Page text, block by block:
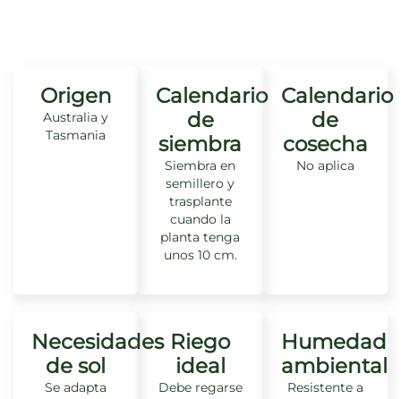
Origen
Australia y
Tasmania
Calendario
de
siembra
Siembra en
semillero y
trasplante
cuando la
planta tenga
unos 10 cm.
Calendario
de
cosecha
No aplica
Necesidades
de sol
Se adapta
Riego
ideal
Debe regarse
Humedad
ambiental
Resistente a